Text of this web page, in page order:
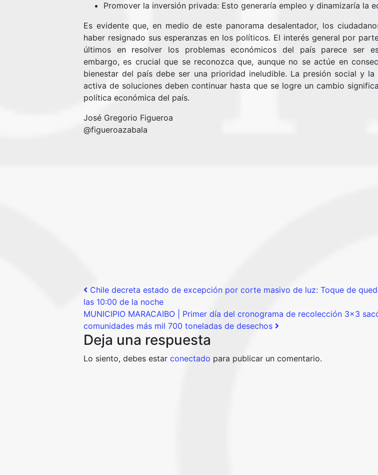
Promover la inversión privada: Esto generaría empleo y dinamizaría la
Es evidente que, en medio de este panorama desalentador, los
haber resignado sus esperanzas en los políticos. El interés general por
últimos en resolver los problemas económicos del país parece ser
embargo, es crucial que se reconozca que, aunque no se actúe en
bienestar del país debe ser una prioridad ineludible. La presión social y la
activa de soluciones deben continuar hasta que se logre un cambio
política económica del país.
José Gregorio Figueroa
@figueroazabala
Post navigation
Chile decreta estado de excepción por corte masivo de luz: Toque de
las 10:00 de la noche
MUNICIPIO MARACAIBO | Primer día del cronograma de recolección 3×3
comunidades más mil 700 toneladas de desechos
Deja una respuesta
Lo siento, debes estar conectado para publicar un comentario.